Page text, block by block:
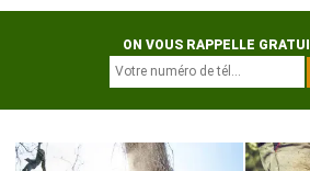
ON VOUS RAPPELLE